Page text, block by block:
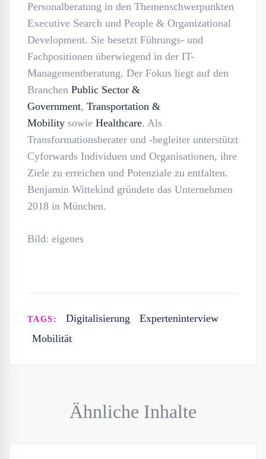
Personalberatung in den Themenschwerpunkten
Executive Search und People & Organizational
Development. Sie besetzt Führungs- und
Fachpositionen überwiegend in der IT-
Managementberatung. Der Fokus liegt auf den
Branchen Public Sector &
Government, Transportation &
Mobility sowie Healthcare. Als
Transformationsberater und -begleiter unterstützt
Cyforwards Individuen und Organisationen, ihre
Ziele zu erreichen und Potenziale zu entfalten.
Benjamin Wittekind gründete das Unternehmen
2018 in München.
Bild: eigenes
TAGS: Digitalisierung
Experteninterview
Mobilität
Ähnliche Inhalte